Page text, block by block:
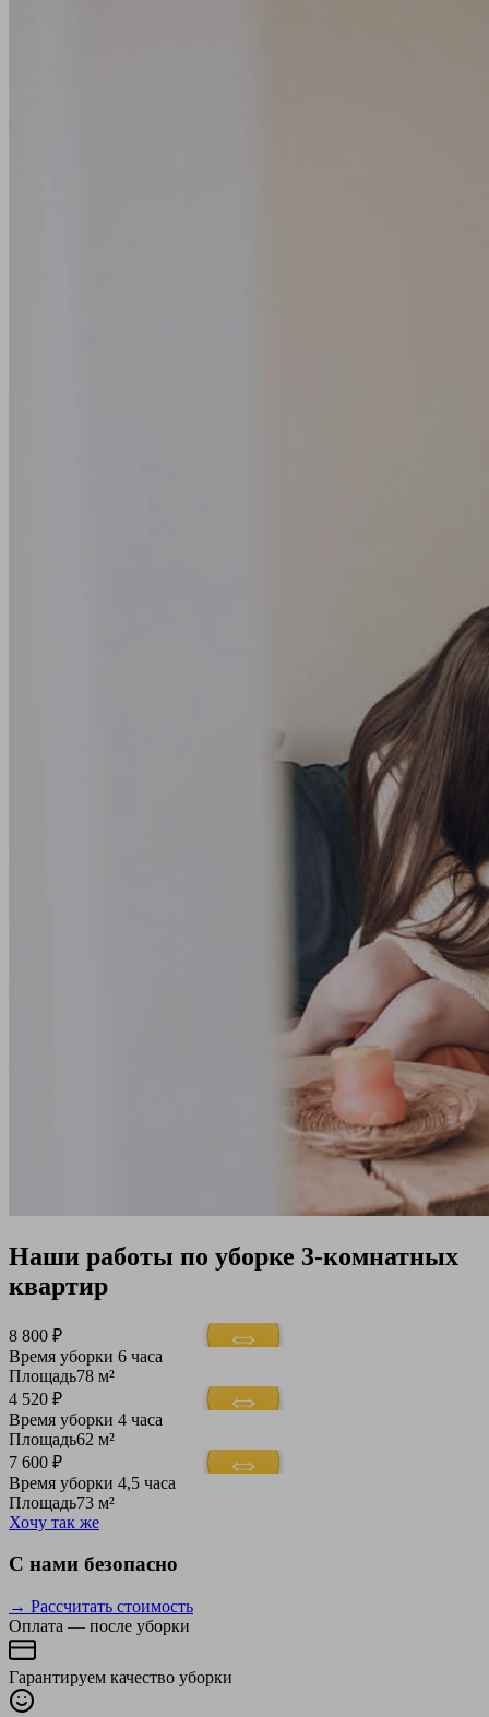
Наши работы по уборке 3-комнатных
квартир
8 800 ₽
Время уборки 6 часа
Площадь78 м²
4 520 ₽
Время уборки 4 часа
Площадь62 м²
7 600 ₽
Время уборки 4,5 часа
Площадь73 м²
Хочу так же
С нами безопасно
→ Рассчитать стоимость
Оплата — после уборки
Гарантируем качество уборки